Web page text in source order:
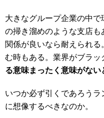
大きなグループ企業の中
の掃き溜めのような支店
関係が良いなら耐えられ
む時もある。業界がブラッ
る意味まったく意味がな
いつか必ず引くであろう
に想像するべきなのか。